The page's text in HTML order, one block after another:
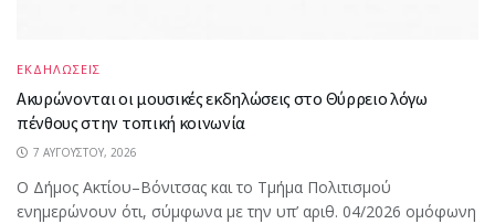
ΕΚΔΗΛΩΣΕΙΣ
Ακυρώνονται οι μουσικές εκδηλώσεις στο Θύρρειο λόγω
πένθους στην τοπική κοινωνία
7 ΑΥΓΟΎΣΤΟΥ, 2026
Ο Δήμος Ακτίου–Βόνιτσας και το Τμήμα Πολιτισμού
ενημερώνουν ότι, σύμφωνα με την υπ’ αριθ. 04/2026 ομόφωνη